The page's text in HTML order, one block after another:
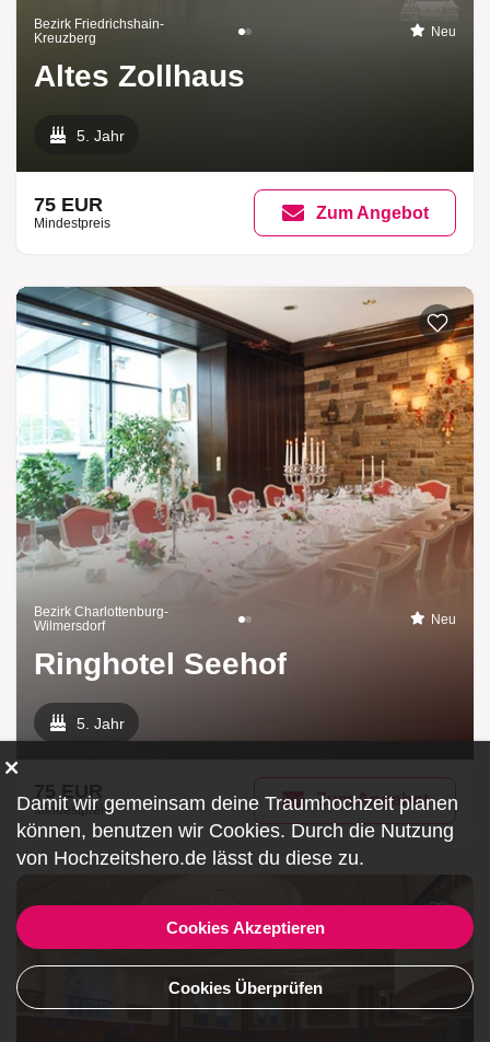
Bezirk Friedrichshain-
Kreuzberg
Neu
Altes Zollhaus
5. Jahr
75 EUR
Mindestpreis
Zum Angebot
Bezirk Charlottenburg-
Wilmersdorf
Neu
Ringhotel Seehof
5. Jahr
75 EUR
Mindestpreis
Zum Angebot
Damit wir gemeinsam deine Traumhochzeit planen
können, benutzen wir Cookies. Durch die Nutzung
von Hochzeitshero.de lässt du diese zu.
Cookies Akzeptieren
Cookies Überprüfen